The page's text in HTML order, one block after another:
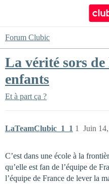
Forum Clubic
La vérité sors de
enfants
Et à part ça ?
LaTeamClubic_1_1 Juin
1
C’est dans une école à la
qu’elle est fan de l’équipe de
l’équipe de France de lever la